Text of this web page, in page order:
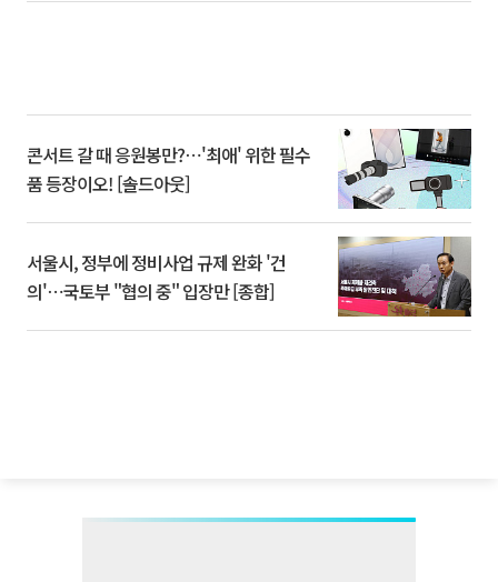
콘서트 갈 때 응원봉만?⋯'최애' 위한 필수
품 등장이오! [솔드아웃]
서울시, 정부에 정비사업 규제 완화 '건
의'⋯국토부 "협의 중" 입장만 [종합]